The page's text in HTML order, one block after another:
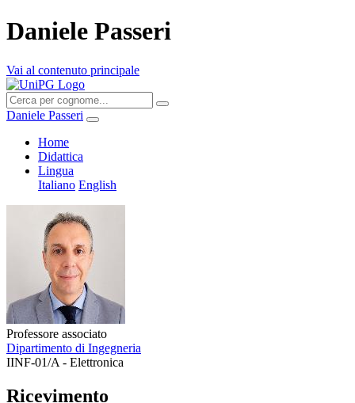
Daniele Passeri
Vai al contenuto principale
Daniele Passeri
Home
Didattica
Lingua
Italiano English
Professore associato
Dipartimento di Ingegneria
IINF-01/A - Elettronica
Ricevimento